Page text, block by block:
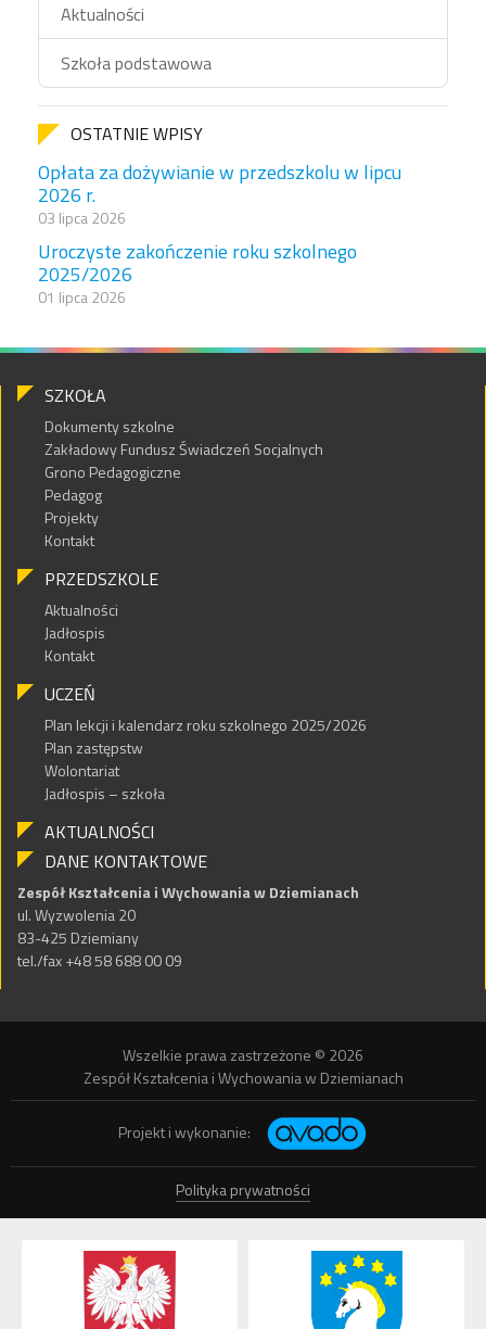
Aktualności
Szkoła podstawowa
OSTATNIE WPISY
Opłata za dożywianie w przedszkolu w lipcu
2026 r.
03 lipca 2026
Uroczyste zakończenie roku szkolnego
2025/2026
01 lipca 2026
SZKOŁA
Dokumenty szkolne
Zakładowy Fundusz Świadczeń Socjalnych
Grono Pedagogiczne
Pedagog
Projekty
Kontakt
PRZEDSZKOLE
Aktualności
Jadłospis
Kontakt
UCZEŃ
Plan lekcji i kalendarz roku szkolnego 2025/2026
Plan zastępstw
Wolontariat
Jadłospis – szkoła
AKTUALNOŚCI
DANE KONTAKTOWE
Zespół Kształcenia i Wychowania w Dziemianach
ul. Wyzwolenia 20
83-425 Dziemiany
tel./fax +48 58 688 00 09
Wszelkie prawa zastrzeżone © 2026
Zespół Kształcenia i Wychowania w Dziemianach
Projekt i wykonanie:
Polityka prywatności